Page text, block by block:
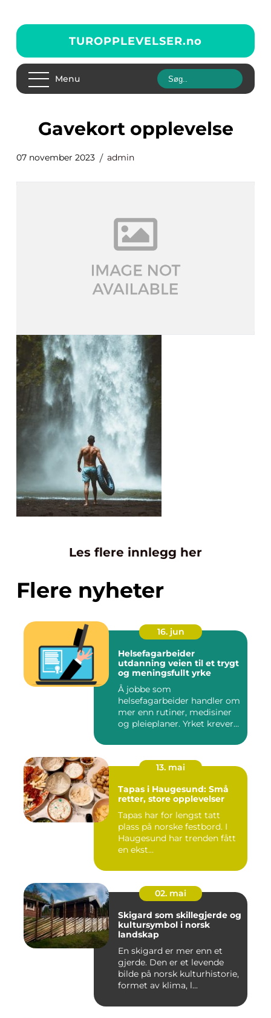
TUROPPLEVELSER.no
Menu
gavekort opplevelse
07 november 2023 admin
Les flere innlegg her
Flere nyheter
16. jun
Helsefagarbeider
utdanning veien til et trygt
og meningsfullt yrke
Å jobbe som
helsefagarbeider handler om
mer enn rutiner, medisiner
og pleieplaner. Yrket krever
13. mai
Tapas i Haugesund: Små
retter, store opplevelser
Tapas har for lengst tatt
plass på norske festbord. I
Haugesund har trenden fått
en ekst...
02. mai
Skigard som skillegjerde og
kultursymbol i norsk
landskap
En skigard er mer enn et
gjerde. Den er et levende
bilde på norsk kulturhistorie,
formet av klima, l...